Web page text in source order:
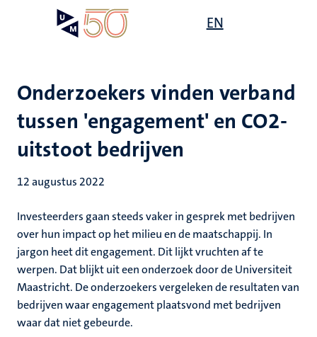
gaan
EN
Onderzoekers vinden verband
tussen 'engagement' en CO2-
uitstoot bedrijven
12 augustus 2022
Investeerders gaan steeds vaker in gesprek met bedrijven
over hun impact op het milieu en de maatschappij. In
jargon heet dit engagement. Dit lijkt vruchten af te
werpen. Dat blijkt uit een onderzoek door de Universiteit
Maastricht. De onderzoekers vergeleken de resultaten van
bedrijven waar engagement plaatsvond met bedrijven
waar dat niet gebeurde.